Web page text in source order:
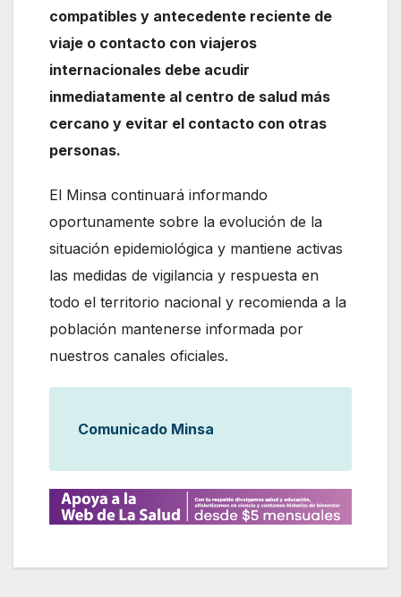
compatibles y antecedente reciente de
viaje o contacto con viajeros
internacionales debe acudir
inmediatamente al centro de salud más
cercano y evitar el contacto con otras
personas.
El Minsa continuará informando
oportunamente sobre la evolución de la
situación epidemiológica y mantiene activas
las medidas de vigilancia y respuesta en
todo el territorio nacional y recomienda a la
población mantenerse informada por
nuestros canales oficiales.
Comunicado Minsa